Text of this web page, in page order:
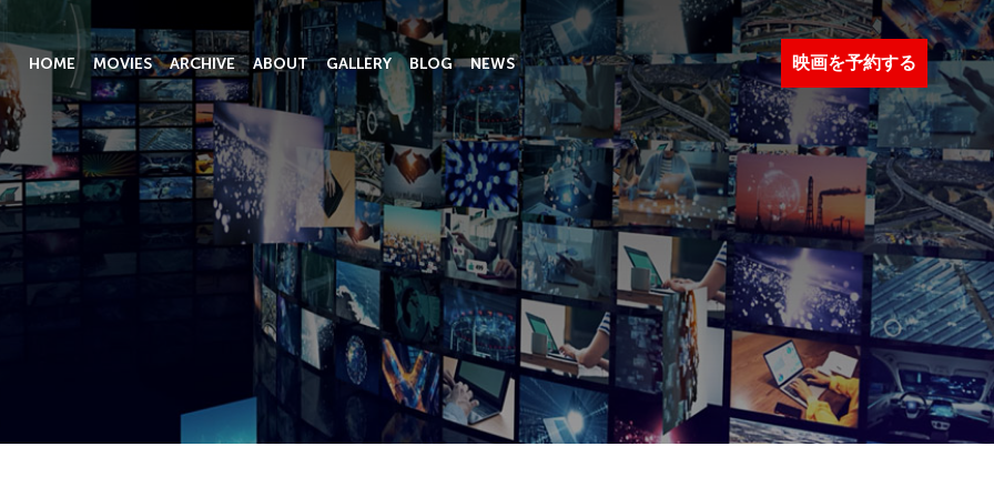
HOME MOVIES ARCHIVE ABOUT GALLERY BLOG NEWS 映画を予約する